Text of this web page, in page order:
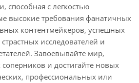
способная с легкостью
высокие требования фанатичных
контентмейкеров, успешных
исследователей и
Завоевывайте мир,
соперников и достигайте новых
профессиональных или